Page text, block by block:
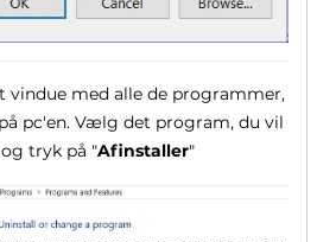
vindue med alle de programmer,
pc'en. Vælg det program, du vil
tryk på "Afinstaller"